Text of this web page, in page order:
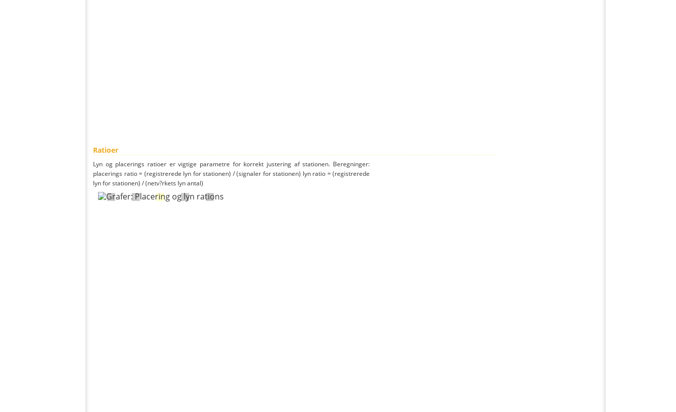
Ratioer
Lyn og placerings ratioer er vigtige parametre for korrekt justering af stationen. Beregninger:
placerings ratio = (registrerede lyn for stationen) / (signaler for stationen) lyn ratio = (registrerede
lyn for stationen) / (netv?rkets lyn antal)